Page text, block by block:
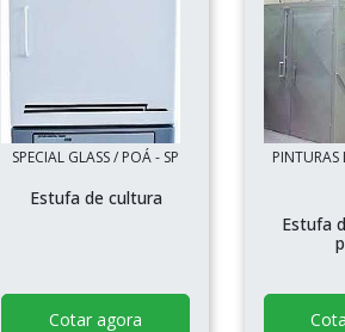
SPECIAL GLASS / POÁ - SP
Estufa de cultura
Cotar agora
PINTURAS
Estufa